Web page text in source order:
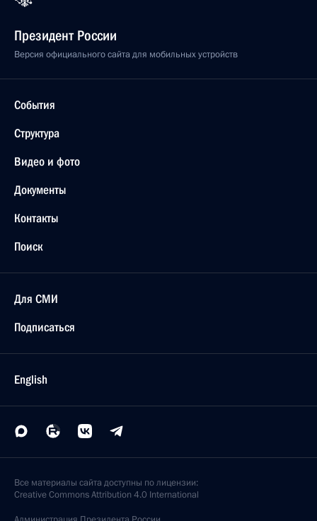
Президент России
Версия официального сайта для мобильных устройств
События
Структура
Видео и фото
Документы
Контакты
Поиск
Для СМИ
Подписаться
English
Все материалы сайта доступны по лицензии:
Creative Commons Attribution 4.0 International